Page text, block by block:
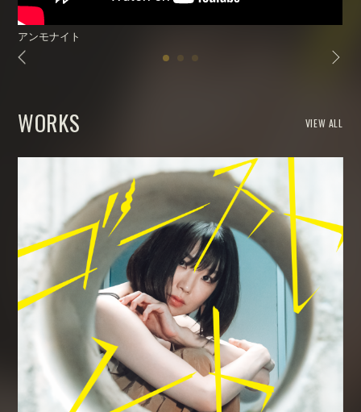
アンモナイト
WORKS VIEW ALL